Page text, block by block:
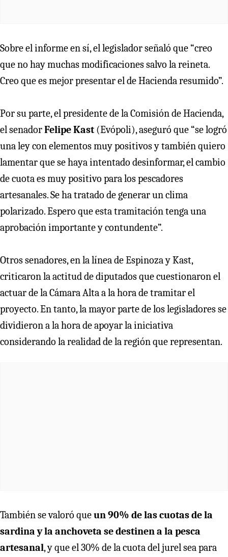
Sobre el informe en sí, el legislador señaló que “creo
que no hay muchas modificaciones salvo la reineta.
Creo que es mejor presentar el de Hacienda resumido”.
Por su parte, el presidente de la Comisión de Hacienda,
el senadorFelipe Kast (Evópoli), aseguró que “se logró
una ley con elementos muy positivos y también quiero
lamentar que se haya intentado desinformar, el cambio
de cuota es muy positivo para los pescadores
artesanales. Se ha tratado de generar un clima
polarizado. Espero que esta tramitación tenga una
aprobación importante y contundente”.
Otros senadores, en la línea de Espinoza y Kast,
criticaron la actitud de diputados que cuestionaron el
actuar de la Cámara Alta a la hora de tramitar el
proyecto. En tanto, la mayor parte de los legisladores se
dividieron a la hora de apoyar la iniciativa
considerando la realidad de la región que representan.
También se valoró queun 90% de las cuotas de la
sardina y la anchoveta se destinen a la pesca
artesanal, y que el 30% de la cuota del jurel sea para